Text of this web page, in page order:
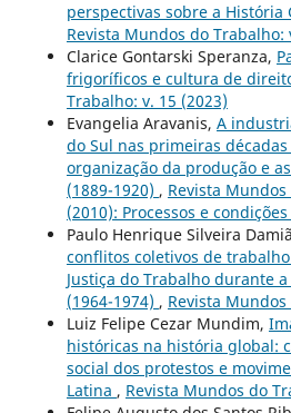
perspectivas sobre a História
Revista Mundos do Trabalho:
Clarice Gontarski Speranza,
frigoríficos e cultura de
Trabalho: v. 15 (2023)
Evangelia Aravanis, A
do Sul nas primeiras
organização da produção e
(1889-1920) , Revista
(2010): Processos e
Paulo Henrique Silveira
conflitos coletivos de
Justiça do Trabalho durante
(1964-1974) , Revista
Luiz Felipe Cezar Mundim,
históricas na história global:
social dos protestos e
Latina , Revista Mundos do